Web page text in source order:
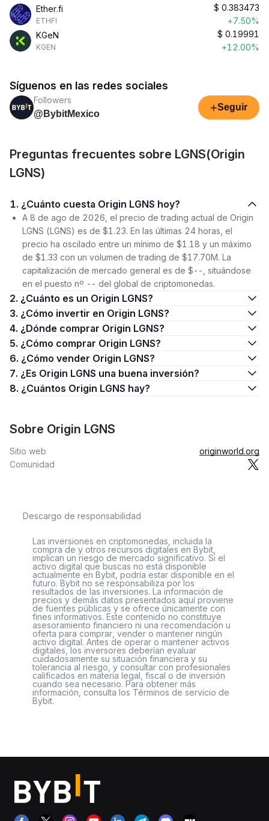
Ether.fi
ETHFI
$ 0.383473
+7.50%
KGeN
KGEN
$ 0.19991
+12.00%
Síguenos en las redes sociales
Followers
@BybitMexico
+Seguir
Preguntas frecuentes sobre LGNS(Origin
LGNS)
1. ¿Cuánto cuesta Origin LGNS hoy?
A 8 de ago de 2026, el precio de trading actual de Origin
LGNS (LGNS) es de $1.23. En las últimas 24 horas, el
precio ha oscilado entre un mínimo de $1.18 y un máximo
de $1.33 con un volumen de trading de $17.70M. La
capitalización de mercado general es de $--, situándose
en el puesto nº -- del global de criptomonedas.
2. ¿Cuánto es un Origin LGNS?
3. ¿Cómo invertir en Origin LGNS?
4. ¿Dónde comprar Origin LGNS?
5. ¿Cómo comprar Origin LGNS?
6. ¿Cómo vender Origin LGNS?
7. ¿Es Origin LGNS una buena inversión?
8. ¿Cuántos Origin LGNS hay?
Sobre Origin LGNS
Sitio web
originworld.org
Comunidad
Descargo de responsabilidad
Las inversiones en criptomonedas, incluida la
compra de y otros recursos digitales en Bybit,
implican un riesgo de mercado significativo. Si el
activo digital que buscas no está disponible
actualmente en Bybit, podría estar disponible en el
futuro. Bybit no se responsabiliza por los
resultados de las inversiones. La información de
precios y demás datos presentados aquí proviene
de fuentes públicas y se ofrece únicamente con
fines informativos. Este contenido no constituye
asesoramiento financiero ni una recomendación u
oferta para comprar, vender o mantener ningún
activo digital. Antes de operar o mantener activos
digitales, los inversores deberían evaluar
cuidadosamente su situación financiera y su
tolerancia al riesgo, y consultar con profesionales
calificados en materia legal, fiscal o de inversión
cuando sea necesario. Para obtener más
información, consulta los Términos de servicio de
Bybit.